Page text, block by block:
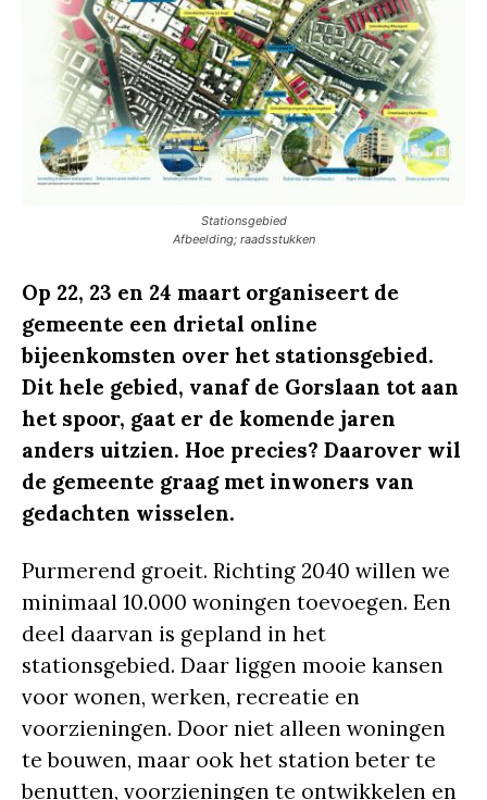
Stationsgebied
Afbeelding; raadsstukken
Op 22, 23 en 24 maart organiseert de
gemeente een drietal online
bijeenkomsten over het stationsgebied.
Dit hele gebied, vanaf de Gorslaan tot aan
het spoor, gaat er de komende jaren
anders uitzien. Hoe precies? Daarover wil
de gemeente graag met inwoners van
gedachten wisselen.
Purmerend groeit. Richting 2040 willen we
minimaal 10.000 woningen toevoegen. Een
deel daarvan is gepland in het
stationsgebied. Daar liggen mooie kansen
voor wonen, werken, recreatie en
voorzieningen. Door niet alleen woningen
te bouwen, maar ook het station beter te
benutten, voorzieningen te ontwikkelen en